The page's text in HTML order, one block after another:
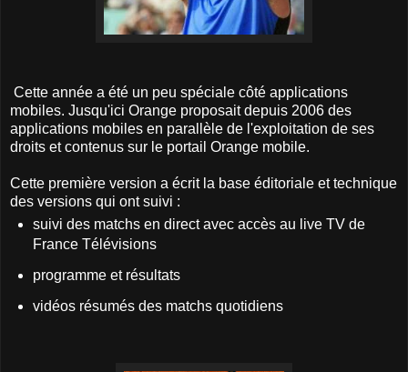
Cette année a été un peu spéciale côté applications
mobiles. Jusqu'ici Orange proposait depuis 2006 des
applications mobiles en parallèle de l'exploitation de ses
droits et contenus sur le portail Orange mobile.
Cette première version a écrit la base éditoriale et technique
des versions qui ont suivi :
suivi des matchs en direct avec accès au live TV de
France Télévisions
programme et résultats
vidéos résumés des matchs quotidiens